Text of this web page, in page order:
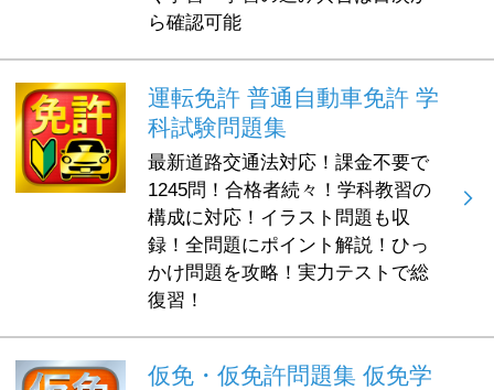
ら確認可能
運転免許 普通自動車免許 学
科試験問題集
最新道路交通法対応！課金不要で
1245問！合格者続々！学科教習の
構成に対応！イラスト問題も収
録！全問題にポイント解説！ひっ
かけ問題を攻略！実力テストで総
復習！
仮免・仮免許問題集 仮免学